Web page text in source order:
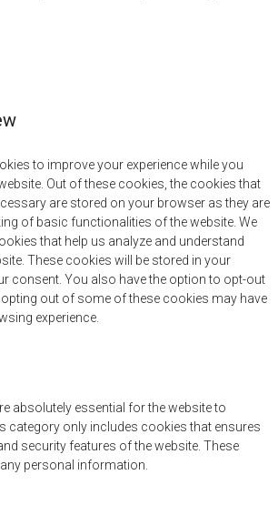
to improve your experience while you
Out of these cookies, the cookies that
are stored on your browser as they are
of basic functionalities of the website. We
that help us analyze and understand
These cookies will be stored in your
consent. You also have the option to opt-out
out of some of these cookies may have
experience.
absolutely essential for the website to
category only includes cookies that ensures
security features of the website. These
personal information.